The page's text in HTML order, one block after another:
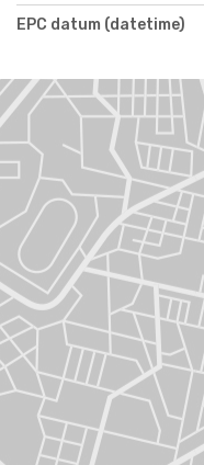
EPC datum (datetime)